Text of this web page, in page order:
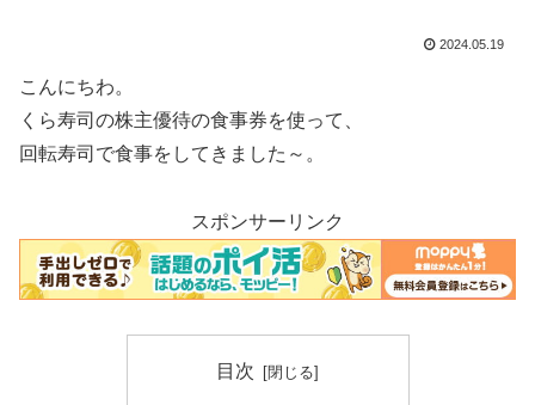
2024.05.19
こんにちわ。
くら寿司の株主優待の食事券を使って、
回転寿司で食事をしてきました～。
スポンサーリンク
目次